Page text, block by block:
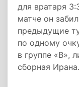
для вратаря
матче он
предыдущие
по одному
в группе «В»,
сборная Ирана.